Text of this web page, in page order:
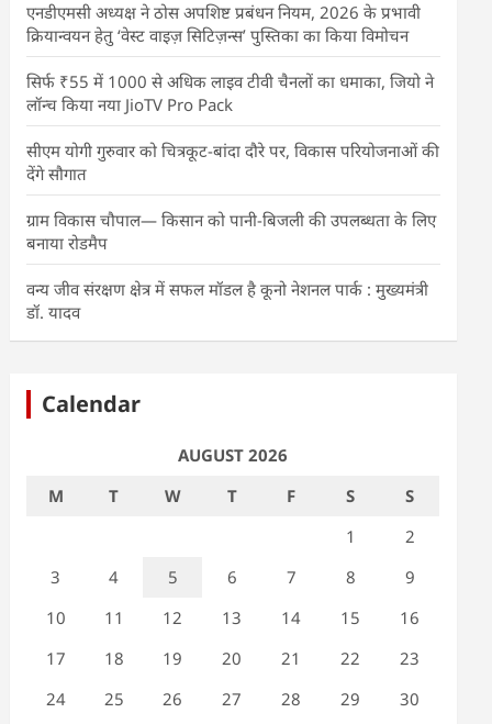
एनडीएमसी अध्यक्ष ने ठोस अपशिष्ट प्रबंधन नियम, 2026 के प्रभावी
क्रियान्वयन हेतु ‘वेस्ट वाइज़ सिटिज़न्स’ पुस्तिका का किया विमोचन
सिर्फ ₹55 में 1000 से अधिक लाइव टीवी चैनलों का धमाका, जियो ने
लॉन्च किया नया JioTV Pro Pack
सीएम योगी गुरुवार को चित्रकूट-बांदा दौरे पर, विकास परियोजनाओं की
देंगे सौगात
ग्राम विकास चौपाल— किसान को पानी-बिजली की उपलब्धता के लिए
बनाया रोडमैप
वन्य जीव संरक्षण क्षेत्र में सफल मॉडल है कूनो नेशनल पार्क : मुख्यमंत्री
डॉ. यादव
Calendar
AUGUST 2026
M
T W T F S
S
1
2
3
4 5 6 7 8
9
10
11 12 13 14 15
16
17
18 19 20 21 22
23
24
25 26 27 28 29
30